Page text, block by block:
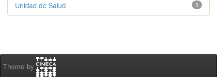
1
Unidad de Salud
Theme by